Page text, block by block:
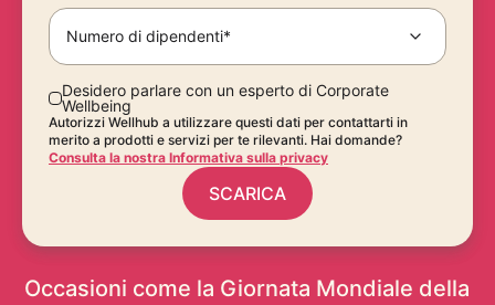
Numero di dipendenti*
Desidero parlare con un esperto di Corporate
Wellbeing
Autorizzi Wellhub a utilizzare questi dati per contattarti in
merito a prodotti e servizi per te rilevanti. Hai domande?
Consulta la nostra Informativa sulla privacy
SCARICA
Occasioni come la Giornata Mondiale della